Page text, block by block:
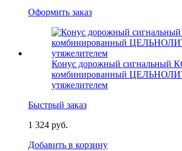
Оформить заказ
Конус дорожный сигнальный
комбинированный
утяжелителем
Быстрый заказ
1 324 руб.
Добавить в корзину